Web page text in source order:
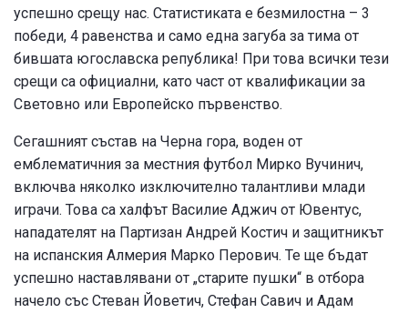
успешно срещу нас. Статистиката е безмилостна – 3
победи, 4 равенства и само една загуба за тима от
бившата югославска република! При това всички тези
срещи са официални, като част от квалификации за
Световно или Европейско първенство.
Сегашният състав на Черна гора, воден от
емблематичния за местния футбол Мирко Вучинич,
включва няколко изключително талантливи млади
играчи. Това са халфът Василие Аджич от Ювентус,
нападателят на Партизан Андрей Костич и защитникът
на испанския Алмерия Марко Перович. Те ще бъдат
успешно наставлявани от „старите пушки“ в отбора
начело със Стеван Йоветич, Стефан Савич и Адам